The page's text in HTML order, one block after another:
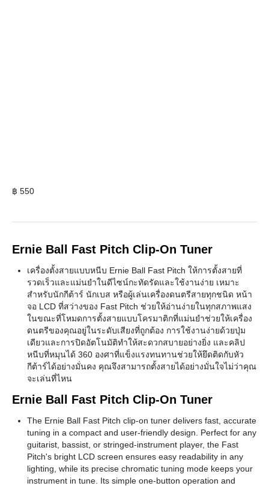
฿ 550
Ernie Ball Fast Pitch Clip-On Tuner
เครื่องตั้งสายแบบหนีบ Ernie Ball Fast Pitch ให้การตั้งสายที่
รวดเร็วและแม่นยำในดีไซน์กะทัดรัดและใช้งานง่าย เหมาะ
สำหรับนักกีต้าร์ นักเบส หรือผู้เล่นเครื่องดนตรีสายทุกชนิด หน้า
จอ LCD ที่สว่างของ Fast Pitch ช่วยให้อ่านง่ายในทุกสภาพแสง
ในขณะที่โหมดการตั้งสายแบบโครมาติกที่แม่นยำช่วยให้เครื่อง
ดนตรีของคุณอยู่ในระดับเสียงที่ถูกต้อง การใช้งานง่ายด้วยปุ่ม
เดียวและการปิดอัตโนมัติทำให้สะดวกสบายอย่างยิ่ง และคลิป
หนีบที่หมุนได้ 360 องศาที่แข็งแรงทนทานช่วยให้ยึดติดกับหัว
กีต้าร์ได้อย่างมั่นคง คุณจึงสามารถตั้งสายได้อย่างมั่นใจไม่ว่าคุณ
จะเล่นที่ไหน
Ernie Ball Fast Pitch Clip-On Tuner
The Ernie Ball Fast Pitch clip-on tuner delivers fast, accurate
tuning in a compact and user-friendly design. Perfect for any
guitarist, bassist, or stringed-instrument player, the Fast
Pitch's bright LCD screen ensures easy readability in any
lighting, while its precise chromatic tuning mode keeps your
instrument in tune. Its simple one-button operation and